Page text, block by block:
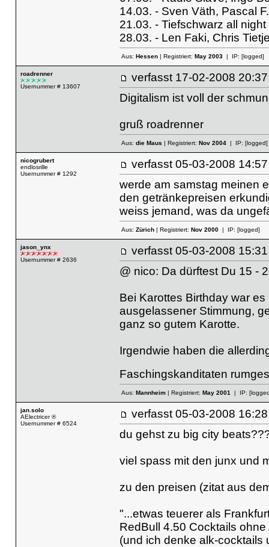
14.03. - Sven Väth, Pascal
21.03. - Tiefschwarz all night
28.03. - Len Faki, Chris
Aus: Hessen| Registriert: May 2003| IP: [logged]
roadrenner
Usernummer # 13607
verfasst 17-02-2008
Digitalism ist voll der
gruß roadrenner
Aus: die Maus | Registriert: Nov 2004| IP: [logged]
nicogrubert
endlosrille
Usernummer # 1292
verfasst 05-03-2008
werde am samstag meinen
den getränkepreisen
weiss jemand, was da
Aus: Zürich| Registriert: Nov 2000| IP: [logged]
jason_ynx
Usernummer # 2636
verfasst 05-03-2008
@ nico: Da dürftest Du 15 -
Bei Karottes Birthday war
ausgelassener Stimmung,
ganz so gutem Karotte.
Irgendwie haben die
Faschingskanditaten
Aus: Mannheim| Registriert: May 2001| IP:
jan.solo
AElectricer ®
Usernummer # 6524
verfasst 05-03-2008
du gehst zu big city
viel spass mit den junx und
zu den preisen (zitat aus
"...etwas teuerer als
RedBull 4.50 Cocktails ohne
(und ich denke alk-cocktails